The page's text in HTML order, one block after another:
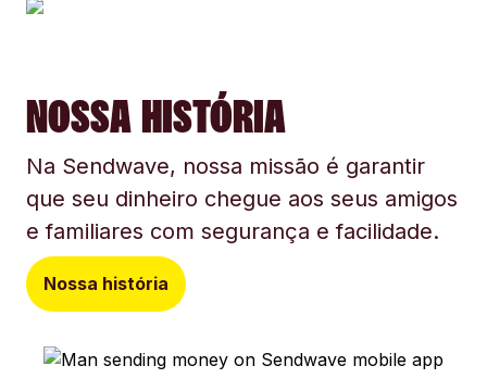
NOSSA HISTÓRIA
Na Sendwave, nossa missão é garantir
que seu dinheiro chegue aos seus amigos
e familiares com segurança e facilidade.
Nossa história